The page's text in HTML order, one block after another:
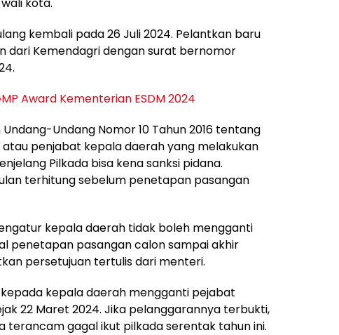
kembali pada 26 Juli 2024. Pelantkan baru
dari Kemendagri dengan surat bernomor
Award Kementerian ESDM 2024
Undang Nomor 10 Tahun 2016 tentang
atau penjabat kepala daerah yang melakukan
Pilkada bisa kena sanksi pidana.
terhitung sebelum penetapan pasangan
kepala daerah tidak boleh mengganti
penetapan pasangan calon sampai akhir
persetujuan tertulis dari menteri.
kepala daerah mengganti pejabat
22 Maret 2024. Jika pelanggarannya terbukti,
gagal ikut pilkada serentak tahun ini.